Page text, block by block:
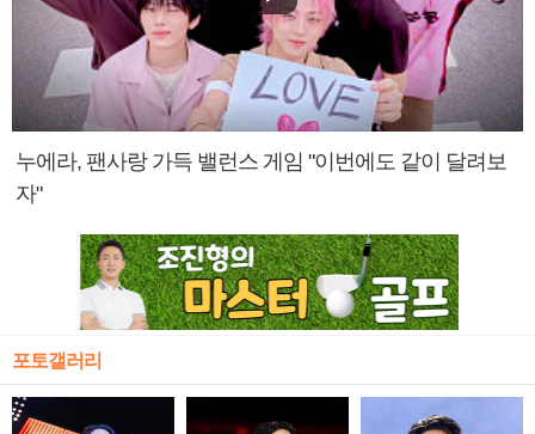
누에라, 팬사랑 가득 밸런스 게임 "이번에도 같이 달려보
자"
포토갤러리